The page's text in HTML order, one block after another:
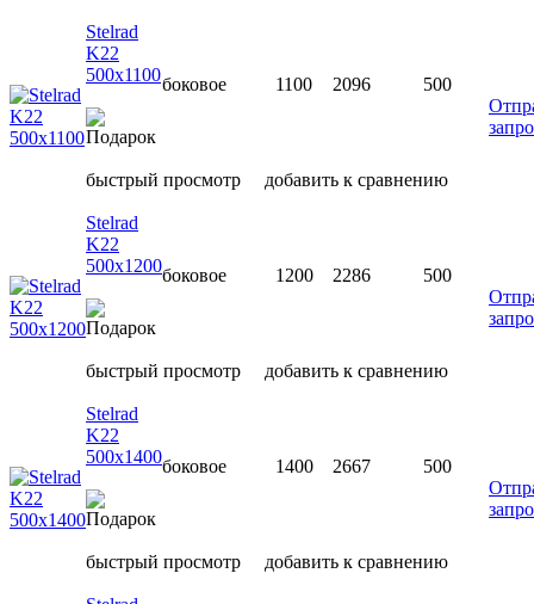
Stelrad
K22
500х1100боковое 1100 2096
500
быстрый просмотр добавить к сравнению
Stelrad
K22
500х1200боковое 1200 2286
500
быстрый просмотр добавить к сравнению
Stelrad
K22
500х1400боковое 1400 2667
500
быстрый просмотр добавить к сравнению